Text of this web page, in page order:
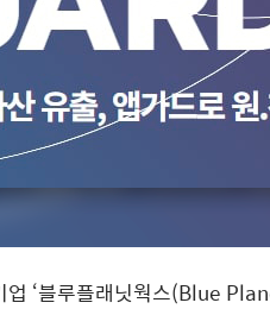
업 ‘블루플래닛웍스(Blue